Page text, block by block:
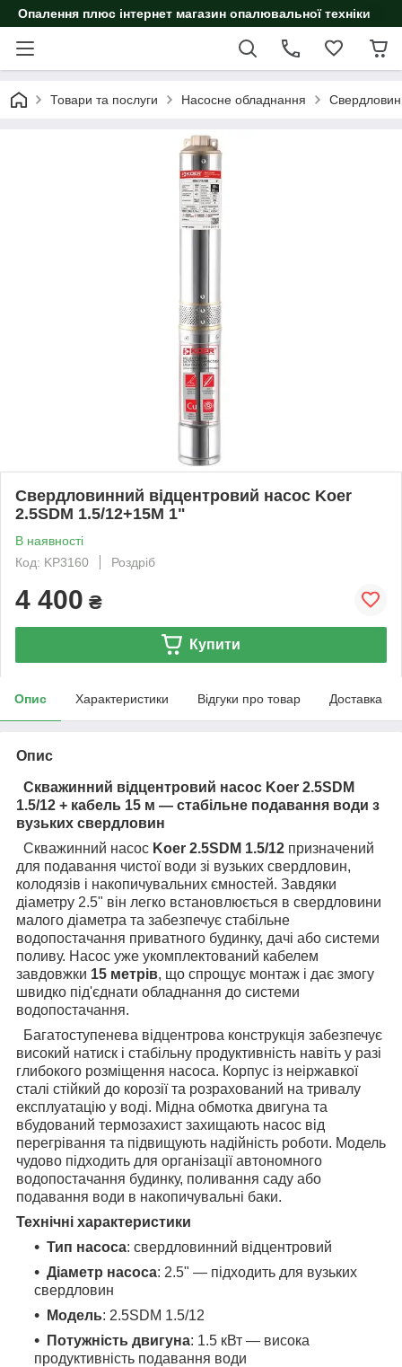
Опалення плюс інтернет магазин опалювальної техніки
Товари та послуги Насосне обладнання
Свердловинний відцентровий насос Koer
2.5SDM 1.5/12+15M 1"
В наявності
Код: KP3160
Роздріб
4 400 ₴
Купити
Опис Характеристики Відгуки про товар Доставка
Опис
Скважинний відцентровий насос Koer 2.5SDM
1.5/12 + кабель 15 м — стабільне подавання води з
вузьких свердловин
Скважинний насос Koer 2.5SDM 1.5/12 призначений
для подавання чистої води зі вузьких свердловин,
колодязів і накопичувальних ємностей. Завдяки
діаметру 2.5" він легко встановлюється в свердловини
малого діаметра та забезпечує стабільне
водопостачання приватного будинку, дачі або системи
поливу. Насос уже укомплектований кабелем
завдовжки 15 метрів, що спрощує монтаж і дає змогу
швидко під'єднати обладнання до системи
водопостачання.
Багатоступенева відцентрова конструкція забезпечує
високий натиск і стабільну продуктивність навіть у разі
глибокого розміщення насоса. Корпус із неіржавкої
сталі стійкий до корозії та розрахований на тривалу
експлуатацію у воді. Мідна обмотка двигуна та
вбудований термозахист захищають насос від
перегрівання та підвищують надійність роботи. Модель
чудово підходить для організації автономного
водопостачання будинку, поливання саду або
подавання води в накопичувальні баки.
Технічні характеристики
Тип насоса: свердловинний відцентровий
Діаметр насоса: 2.5" — підходить для вузьких
свердловин
Модель: 2.5SDM 1.5/12
Потужність двигуна: 1.5 кВт — висока
продуктивність подавання води